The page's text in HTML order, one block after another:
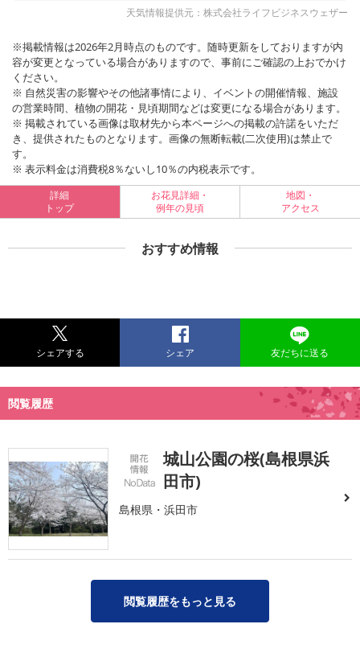
天気情報提供元：株式会社ライフビジネスウェザー
※掲載情報は2026年2月時点のものです。随時更新をしておりますが内
容が変更となっている場合がありますので、事前にご確認の上おでかけ
ください。
※ 自然災害の影響やその他諸事情により、イベントの開催情報、施設
の営業時間、植物の開花・見頃期間などは変更になる場合があります。
※ 掲載されている画像は取材先から本ページへの掲載の許諾をいただ
き、提供されたものとなります。画像の無断転載(二次使用)は禁止で
す。
※ 表示料金は消費税8％ないし10％の内税表示です。
詳細
トップ
お花見詳細・
例年の見頃
地図・
アクセス
おすすめ情報
シェアする シェア 友だちに送る
閲覧履歴
城山公園の桜(島根県浜
田市)
島根県・浜田市
閲覧履歴をもっと見る